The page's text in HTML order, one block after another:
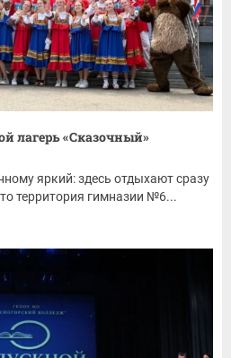
лагерь «Сказочный»
яркий: здесь отдыхают сразу
территория гимназии №6...